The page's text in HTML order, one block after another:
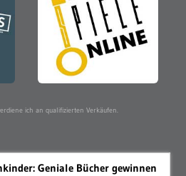
ich an qualifizierten Verkäufen.
Geniale Bücher gewinnen